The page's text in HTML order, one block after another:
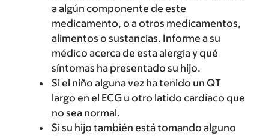
a algún componente de este
medicamento, o a otros medicamentos,
alimentos o sustancias. Informe a su
médico acerca de esta alergia y qué
síntomas ha presentado su hijo.
Si el niño alguna vez ha tenido un QT
largo en el ECG u otro latido cardíaco que
no sea normal.
Si su hijo también está tomando alguno